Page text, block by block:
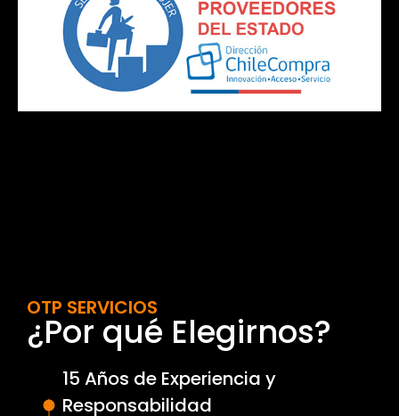
OTP SERVICIOS
¿Por qué Elegirnos?
15 Años de Experiencia y
Responsabilidad